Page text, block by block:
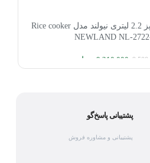
پلوپز 2.2 لیتری نیولند مدل Rice cooker
NEWLAND NL-
9,310,000 تومان
پشتیبانی پاسخ‌گو
پشتیبانی و مشاوره فروش